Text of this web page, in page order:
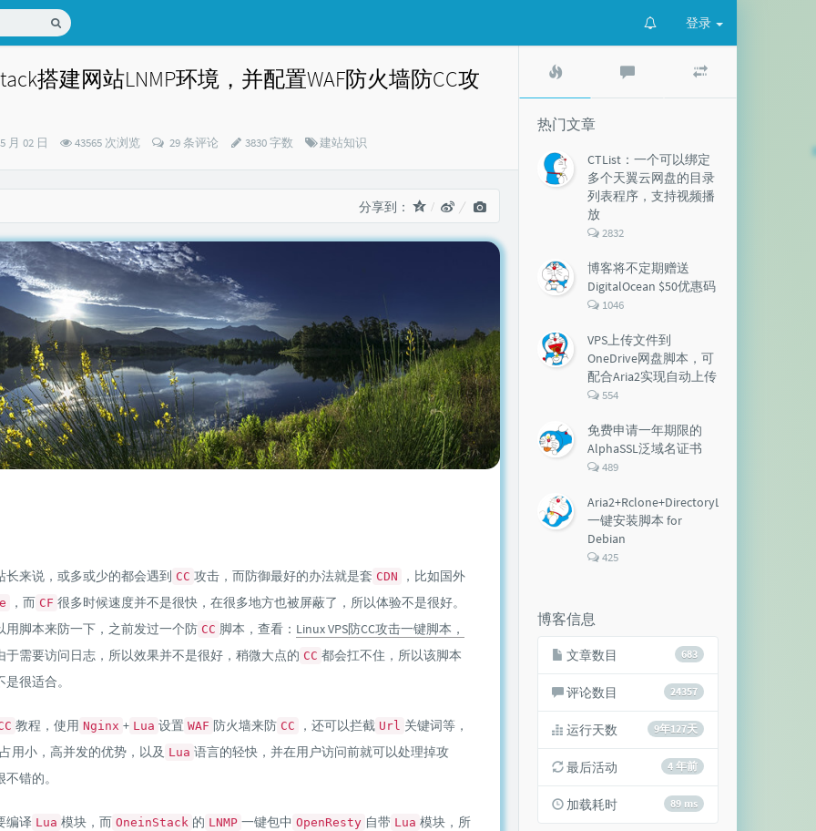
登录
搭建网站LNMP环境，并配置WAF防火墙防CC攻
月 02 日 43565 次浏览 29 条评论 3830 字数
分
建站知识
分享到：
长来说，或多或少的都会遇到 CC 攻击，而防御最好的办法就是套 CDN ，比如国外
，而 CF 很多时候速度并不是很快，在很多地方也被屏蔽了，所以体验不是很好。
用脚本来防一下，之前发过一个防 CC 脚本，查看： Linux VPS防CC攻击一键脚本，
于需要访问日志，所以效果并不是很好，稍微大点的 CC 都会扛不住，所以该脚本
很适合。
教程，使用 Nginx + Lua 设置 WAF 防火墙来防 CC ，还可以拦截 Url 关键词等，
占用小，高并发的优势，以及 Lua 语言的轻快，并在用户访问前就可以处理掉攻
错的。
编译 Lua 模块，而 OneinStack 的 LNMP 一键包中 OpenResty 自带 Lua 模块，所
文
章
评
文
热门文章
CTList：一个可以绑定
多个天翼云网盘的目录
列表程序，支持视频播
放
评
数：
2832
博客将不定期赠送
DigitalOcean $50优惠码
评
数：
1046
VPS上传文件到
OneDrive网盘脚本，可
配合Aria2实现自动上传
评
数：
554
免费申请一年期限的
AlphaSSL泛域名证书
评
数：
489
Aria2+Rclone+DirectoryLister+Aria2Ng
一键安装脚本 for
Debian
评
425
博客信息
683
文章数目
24357
评论数目
9年127天
运行天数
4 年前
最后活动
89 ms
加载耗时